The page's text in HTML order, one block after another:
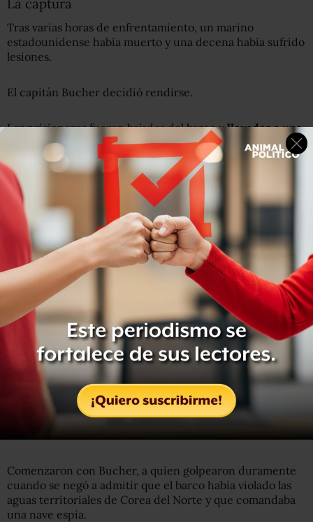
La captura
Tras varias horas de enfrentamiento, un marino
estadounidense había muerto y una decena había sufrido
lesiones.
El capitán Bucher decidió rendirse.
Los prisioneros fueron bajados del barco y llevados a una
prisión de Pyongyang, la capital de Corea del Norte. Ahí
el objetivo del gobierno norcoreano fue obtener toda la
información posible de la tripulación.
Getty Images
Guías vestidos con trajes militares son los encargados de
dar un tour por el USS Pueblo a los visitantes en
Comenzaron con Bucher, a quien golpearon duramente
cuando se negó a admitir que el barco había violado las
aguas territoriales de Corea del Norte y que comandaba
una nave espía.